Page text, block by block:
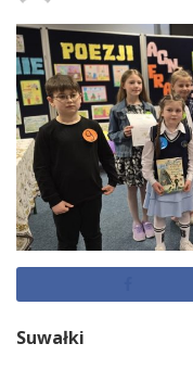
Suwałki